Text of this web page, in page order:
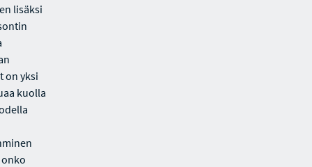
lisäksi
on yksi
kuolla